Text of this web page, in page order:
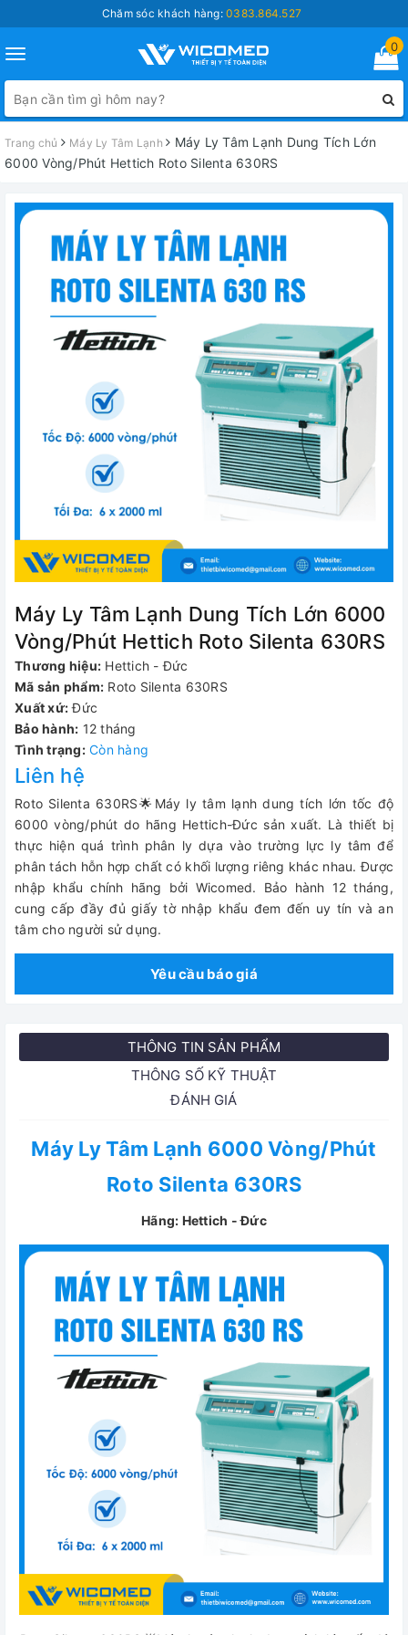
Chăm sóc khách hàng:0383.864.527
Toggle
navigation
0
Trang chủ Máy Ly Tâm Lạnh
Máy Ly Tâm Lạnh Dung Tích Lớn
6000 Vòng/Phút Hettich Roto Silenta 630RS
Máy Ly Tâm Lạnh Dung Tích Lớn 6000
Vòng/Phút Hettich Roto Silenta 630RS
Thương hiệu: Hettich - Đức
Mã sản phẩm: Roto Silenta 630RS
Xuất xứ: Đức
Bảo hành: 12 tháng
Tình trạng: Còn hàng
Liên hệ
Roto Silenta 630RS🌟Máy ly tâm lạnh dung tích lớn tốc độ
6000 vòng/phút do hãng Hettich-Đức sản xuất. Là thiết bị
thực hiện quá trình phân ly dựa vào trường lực ly tâm để
phân tách hỗn hợp chất có khối lượng riêng khác nhau. Được
nhập khẩu chính hãng bởi Wicomed. Bảo hành 12 tháng,
cung cấp đầy đủ giấy tờ nhập khẩu đem đến uy tín và an
tâm cho người sử dụng.
Yêu cầu báo giá
THÔNG TIN SẢN PHẨM
THÔNG SỐ KỸ THUẬT
ĐÁNH GIÁ
Máy Ly Tâm Lạnh 6000 Vòng/Phút
Roto Silenta 630RS
Hãng: Hettich - Đức